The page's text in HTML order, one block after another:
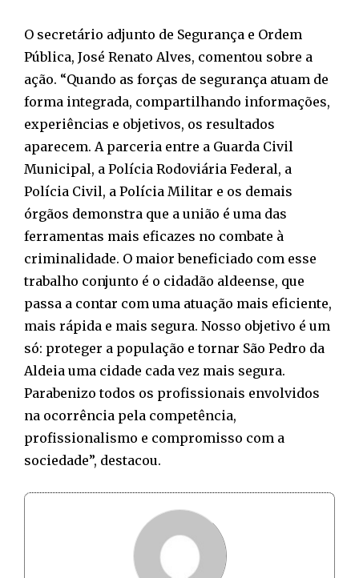
O secretário adjunto de Segurança e Ordem
Pública, José Renato Alves, comentou sobre a
ação. “Quando as forças de segurança atuam de
forma integrada, compartilhando informações,
experiências e objetivos, os resultados
aparecem. A parceria entre a Guarda Civil
Municipal, a Polícia Rodoviária Federal, a
Polícia Civil, a Polícia Militar e os demais
órgãos demonstra que a união é uma das
ferramentas mais eficazes no combate à
criminalidade. O maior beneficiado com esse
trabalho conjunto é o cidadão aldeense, que
passa a contar com uma atuação mais eficiente,
mais rápida e mais segura. Nosso objetivo é um
só: proteger a população e tornar São Pedro da
Aldeia uma cidade cada vez mais segura.
Parabenizo todos os profissionais envolvidos
na ocorrência pela competência,
profissionalismo e compromisso com a
sociedade”, destacou.